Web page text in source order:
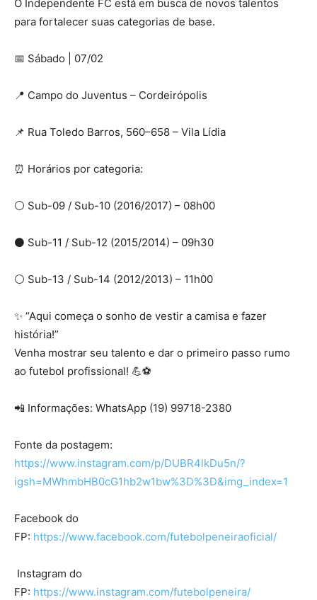
O Independente FC está em busca de novos talentos
para fortalecer suas categorias de base.
📅 Sábado | 07/02
📍 Campo do Juventus – Cordeirópolis
📌 Rua Toledo Barros, 560–658 – Vila Lídia
⏰ Horários por categoria:
⚪️ Sub-09 / Sub-10 (2016/2017) – 08h00
⚫ Sub-11 / Sub-12 (2015/2014) – 09h30
⚪ Sub-13 / Sub-14 (2012/2013) – 11h00
✨ “Aqui começa o sonho de vestir a camisa e fazer
história!”
Venha mostrar seu talento e dar o primeiro passo rumo
ao futebol profissional! 💪⚽
📲 Informações: WhatsApp (19) 99718-2380
Fonte da postagem:
https://www.instagram.com/p/DUBR4lkDu5n/?
igsh=MWhmbHB0cG1hb2w1bw%3D%3D&img_index=1
Facebook do
FP: https://www.facebook.com/futebolpeneiraoficial/
Instagram do
FP: https://www.instagram.com/futebolpeneira/